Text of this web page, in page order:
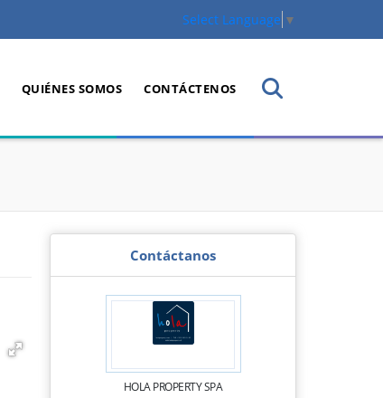
Select Language ▼
QUIÉNES SOMOS CONTÁCTENOS
Contáctanos
HOLA PROPERTY SPA